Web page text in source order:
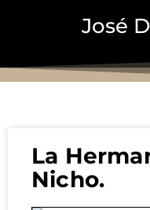
José
La
Nicho.